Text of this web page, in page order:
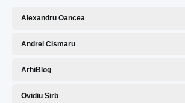
Alexandru Oancea
Andrei Cismaru
ArhiBlog
Ovidiu Sirb